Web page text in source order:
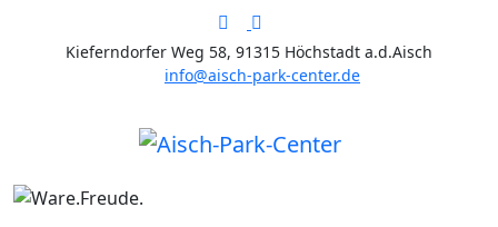
Kieferndorfer Weg 58, 91315 Höchstadt a.d.Aisch
info@aisch-park-center.de